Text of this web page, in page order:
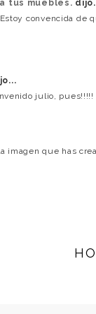
tus muebles.
convencida de
julio, pues!!!!!
imagen que has